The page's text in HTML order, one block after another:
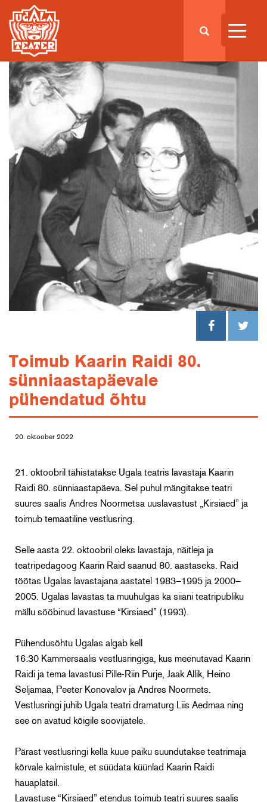
Toimub Kaarin Raidi 80.
sünniaastapäevale
pühendatud õhtu
20. oktoober 2022
21. oktoobril tähistatakse Ugala teatris lavastaja Kaarin
Raidi 80. sünniaastapäeva. Sel puhul mängitakse teatri
suures saalis Andres Noormetsa uuslavastust „Kirsiaed” ja
toimub temaatiline vestlusring.
Selle aasta 22. oktoobril oleks lavastaja, näitleja ja
teatripedagoog Kaarin Raid saanud 80. aastaseks. Raid
töötas Ugalas lavastajana aastatel 1983–1995 ja 2000–
2005. Ugalas lavastas ta muuhulgas ka siiani teatripubliku
mällu sööbinud lavastuse “Kirsiaed” (1993).
Pühendusõhtu Ugalas algab kell
16:30 Kammersaalis vestlusringiga, kus meenutavad Kaarin
Raidi ja tema lavastusi Pille-Riin Purje, Jaak Allik, Heino
Seljamaa, Peeter Konovalov ja Andres Noormets.
Vestlusringi juhib Ugala teatri dramaturg Liis Aedmaa ning
see on avatud kõigile soovijatele.
Pärast vestlusringi kella kuue paiku suundutakse teatrimaja
kõrvale kalmistule, et süüdata küünlad Kaarin Raidi
hauaplatsil.
Lavastuse “Kirsiaed” etendus toimub teatri suures saalis